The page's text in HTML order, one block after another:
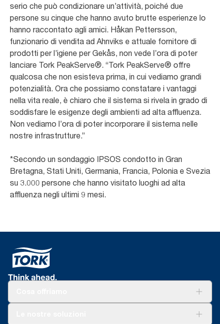
serio che può condizionare un’attività, poiché due
persone su cinque che hanno avuto brutte esperienze lo
hanno raccontato agli amici. Håkan Pettersson,
funzionario di vendita ad Ahnviks e attuale fornitore di
prodotti per l’igiene per Gekås, non vede l’ora di poter
lanciare Tork PeakServe®. “Tork PeakServe® offre
qualcosa che non esisteva prima, in cui vediamo grandi
potenzialità. Ora che possiamo constatare i vantaggi
nella vita reale, è chiaro che il sistema si rivela in grado di
soddisfare le esigenze degli ambienti ad alta affluenza.
Non vediamo l’ora di poter incorporare il sistema nelle
nostre infrastrutture.”
*Secondo un sondaggio IPSOS condotto in Gran
Bretagna, Stati Uniti, Germania, Francia, Polonia e Svezia
su 3.000 persone che hanno visitato luoghi ad alta
affluenza negli ultimi 9 mesi.